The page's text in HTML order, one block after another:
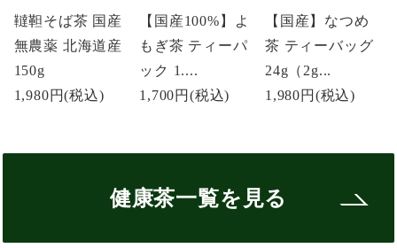
韃靼そば茶 国産
無農薬 北海道産
150g
1,980円(税込)
【国産100%】よ
もぎ茶 ティーパ
ック 1....
1,700円(税込)
【国産】なつめ
茶 ティーバッグ
24g（2g...
1,980円 (税込)
健康茶一覧を見る